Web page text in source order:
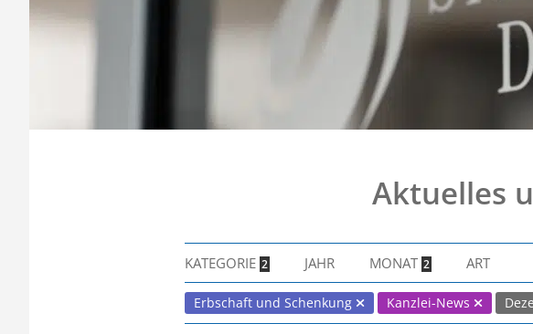
Aktuelles
KATEGORIE 2 JAHR MONAT 2 ART
Erbschaft und Schenkung Kanzlei-News